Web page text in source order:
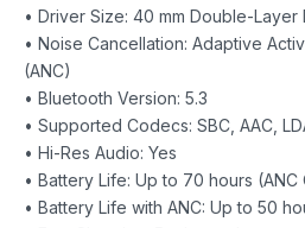
• Driver Size: 40 mm Double-Layer
• Noise Cancellation: Adaptive
(ANC)
• Bluetooth Version: 5.3
• Supported Codecs: SBC, AAC,
• Hi-Res Audio: Yes
• Battery Life: Up to 70 hours (ANC
• Battery Life with ANC: Up to 50